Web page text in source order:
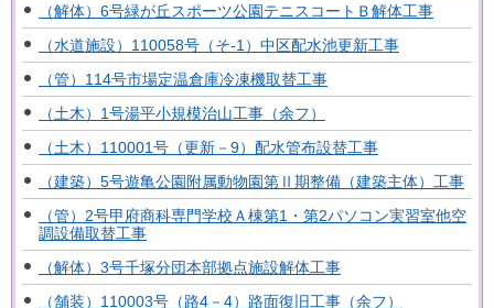
（解体）6号緑が丘スポーツ公園テニスコートＢ解体工事
（水道施設）110058号（そ-1）中区配水池更新工事
（管）114号市場定温倉庫冷凍機取替工事
（土木）1号湯平小規模治山工事（余フ）
（土木）110001号（更新－9）配水管布設替工事
（建築）5号遊亀公園附属動物園第Ⅱ期整備（建築主体）工事
（管）2号甲府商科専門学校Ａ棟第1・第2パソコン実習室他空
調設備取替工事
（解体）3号千塚分団本部拠点施設解体工事
（舗装）110003号（路4－4）路面復旧工事（余フ）